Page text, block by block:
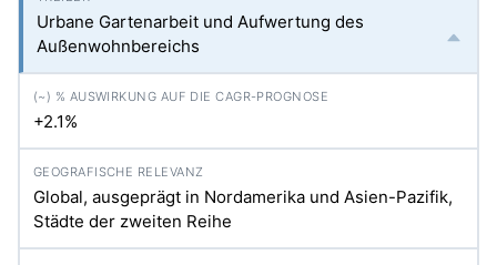
Urbane Gartenarbeit und Aufwertung des
Außenwohnbereichs
+2.1%
Global, ausgeprägt in Nordamerika und Asien-Pazifik,
Städte der zweiten Reihe